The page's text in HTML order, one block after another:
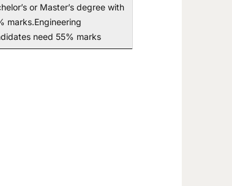
or Master’s degree with
marks.Engineering
need 55% marks